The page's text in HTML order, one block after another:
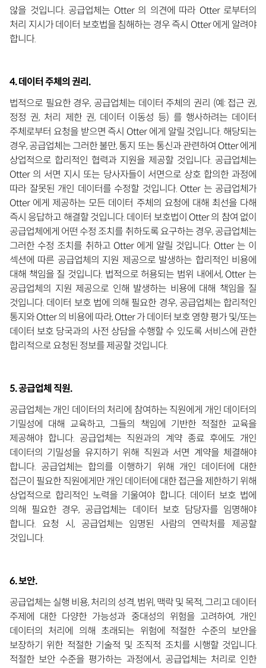
않을 것입니다. 공급업체는 Otter 의 의견에 따라 Otter 로부터의
처리 지시가 데이터 보호법을 침해하는 경우 즉시 Otter 에게 알려야
합니다.
4. 데이터 주체의 권리.
법적으로 필요한 경우, 공급업체는 데이터 주체의 권리 (예: 접근 권,
정정 권, 처리 제한 권, 데이터 이동성 등) 를 행사하려는 데이터
주체로부터 요청을 받으면 즉시 Otter 에게 알릴 것입니다. 해당되는
경우, 공급업체는 그러한 불만, 통지 또는 통신과 관련하여 Otter 에게
상업적으로 합리적인 협력과 지원을 제공할 것입니다. 공급업체는
Otter 의 서면 지시 또는 당사자들이 서면으로 상호 합의한 과정에
따라 잘못된 개인 데이터를 수정할 것입니다. Otter 는 공급업체가
Otter 에게 제공하는 모든 데이터 주체의 요청에 대해 최선을 다해
즉시 응답하고 해결할 것입니다. 데이터 보호법이 Otter 의 참여 없이
공급업체에게 어떤 수정 조치를 취하도록 요구하는 경우, 공급업체는
그러한 수정 조치를 취하고 Otter 에게 알릴 것입니다. Otter 는 이
섹션에 따른 공급업체의 지원 제공으로 발생하는 합리적인 비용에
대해 책임을 질 것입니다. 법적으로 허용되는 범위 내에서, Otter 는
공급업체의 지원 제공으로 인해 발생하는 비용에 대해 책임을 질
것입니다. 데이터 보호 법에 의해 필요한 경우, 공급업체는 합리적인
통지와 Otter 의 비용에 따라, Otter 가 데이터 보호 영향 평가 및/또는
데이터 보호 당국과의 사전 상담을 수행할 수 있도록 서비스에 관한
합리적으로 요청된 정보를 제공할 것입니다.
5. 공급업체 직원.
공급업체는 개인 데이터의 처리에 참여하는 직원에게 개인 데이터의
기밀성에 대해 교육하고, 그들의 책임에 기반한 적절한 교육을
제공해야 합니다. 공급업체는 직원과의 계약 종료 후에도 개인
데이터의 기밀성을 유지하기 위해 직원과 서면 계약을 체결해야
합니다. 공급업체는 합의를 이행하기 위해 개인 데이터에 대한
접근이 필요한 직원에게만 개인 데이터에 대한 접근을 제한하기 위해
상업적으로 합리적인 노력을 기울여야 합니다. 데이터 보호 법에
의해 필요한 경우, 공급업체는 데이터 보호 담당자를 임명해야
합니다. 요청 시, 공급업체는 임명된 사람의 연락처를 제공할
것입니다.
6. 보안.
공급업체는 실행 비용, 처리의 성격, 범위, 맥락 및 목적, 그리고 데이터
주제에 대한 다양한 가능성과 중대성의 위험을 고려하여, 개인
데이터의 처리에 의해 초래되는 위험에 적절한 수준의 보안을
보장하기 위한 적절한 기술적 및 조직적 조치를 시행할 것입니다.
적절한 보안 수준을 평가하는 과정에서, 공급업체는 처리로 인한